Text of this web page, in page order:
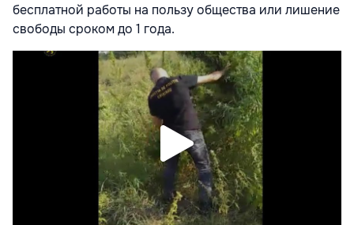
бесплатной работы на пользу общества или лишение
свободы сроком до 1 года.